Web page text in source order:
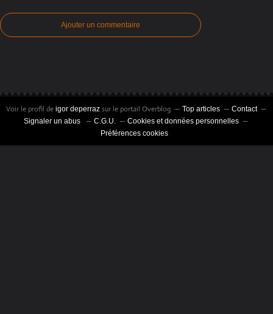
Ajouter un commentaire
Voir le profil de igor deperraz sur le portail Overblog Top articles
Contact
Signaler un abus
C.G.U.
Cookies et données personnelles
Préférences cookies